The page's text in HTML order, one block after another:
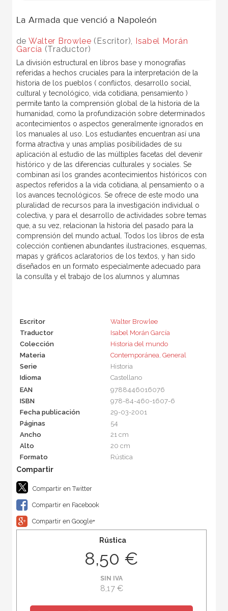
La Armada que venció a Napoleón
de Walter Browlee (Escritor), Isabel Morán
García (Traductor)
La división estructural en libros base y monografías
referidas a hechos cruciales para la interpretación de la
historia de los pueblos ( conflictos, desarrollo social,
cultural y tecnológico, vida cotidiana, pensamiento )
permite tanto la comprensión global de la historia de la
humanidad, como la profundización sobre determinados
acontecimientos o aspectos generalmente ignorados en
los manuales al uso. Los estudiantes encuentran así una
forma atractiva y unas amplias posibilidades de su
aplicación al estudio de las múltiples facetas del devenir
histórico y de las diferencias culturales y sociales. Se
combinan así los grandes acontecimientos históricos con
aspectos referidos a la vida cotidiana, al pensamiento o a
los avances tecnológicos. Se ofrece de este modo una
pluralidad de recursos para la investigación individual o
colectiva, y para el desarrollo de actividades sobre temas
que, a su vez, relacionan la historia del pasado para la
comprensión del mundo actual. Todos los libros de esta
colección contienen abundantes ilustraciones, esquemas,
mapas y gráficos aclaratorios de los textos, y han sido
diseñados en un formato especialmente adecuado para
la consulta y el trabajo de los alumnos y alumnas
Escritor
Walter Browlee
Traductor
Isabel Morán García
Colección
Historia del mundo
Materia
Contemporánea, General
Serie
Historia
Idioma
Castellano
EAN
9788446016076
ISBN
978-84-460-1607-6
Fecha publicación
29-03-2001
Páginas
54
Ancho
21 cm
Alto
20 cm
Formato
Rústica
Compartir en Twitter
Compartir en Facebook
Compartir en Google+
Rústica
8,50 €
SIN IVA
8,17 €